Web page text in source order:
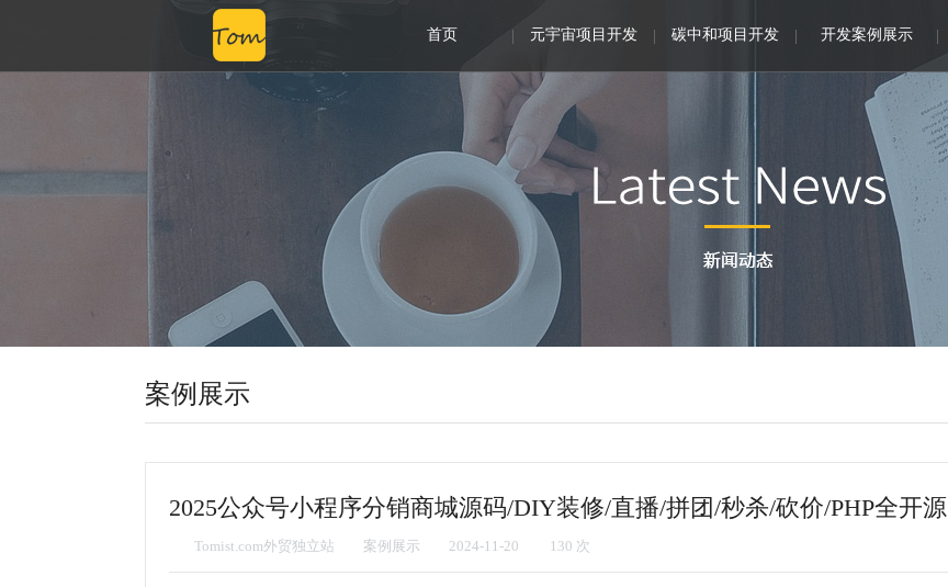
首页 元宇宙项目开发 碳中和项目开发 开发案例展示
案例展示
2025公众号小程序分销商城源码/DIY装修/直播/拼团/秒杀/砍价/PHP全开源
Tomist.com外贸独立站 案例展示 2024-11-20 1 30 次